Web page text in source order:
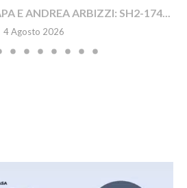
E ANDREA ARBIZZI: SH2-174...
4 Agosto 2026